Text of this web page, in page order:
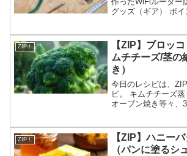
グッズ（ギア） ポ
す）ZIP 山下健二郎
ZIP！
【ZIP】ブロッ
ムチチーズ/茎の
き）
今日のレシピは、
ピ。 キムチチーズ
オーブン焼き等々、
ブロッコリーレシピ
が...
ZIP！
【ZIP】ハニー
（パンに塗るシ